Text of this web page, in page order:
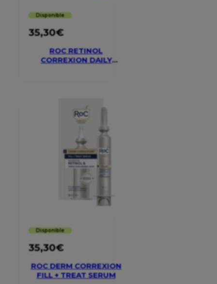
Disponible
35,30€
ROC RETINOL
CORREXION DAILY
Disponible
35,30€
ROC DERM CORREXION
FILL + TREAT SERUM